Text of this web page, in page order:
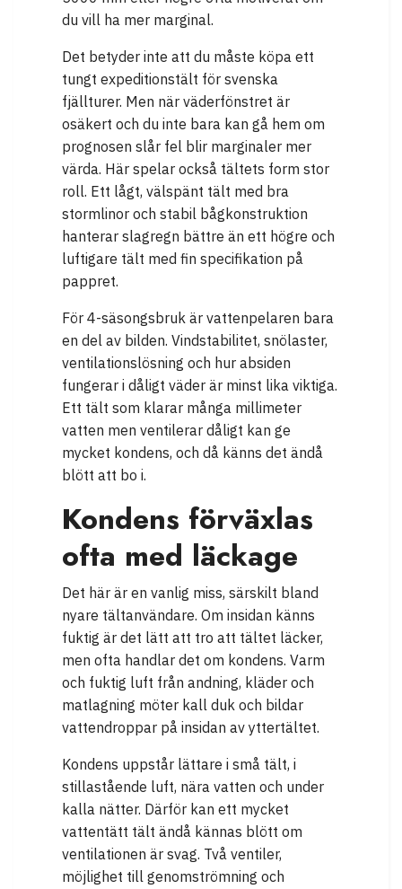
du vill ha mer marginal.
Det betyder inte att du måste köpa ett
tungt expeditionstält för svenska
fjällturer. Men när väderfönstret är
osäkert och du inte bara kan gå hem om
prognosen slår fel blir marginaler mer
värda. Här spelar också tältets form stor
roll. Ett lågt, välspänt tält med bra
stormlinor och stabil bågkonstruktion
hanterar slagregn bättre än ett högre och
luftigare tält med fin specifikation på
pappret.
För 4-säsongsbruk är vattenpelaren bara
en del av bilden. Vindstabilitet, snölaster,
ventilationslösning och hur absiden
fungerar i dåligt väder är minst lika viktiga.
Ett tält som klarar många millimeter
vatten men ventilerar dåligt kan ge
mycket kondens, och då känns det ändå
blött att bo i.
Kondens förväxlas
ofta med läckage
Det här är en vanlig miss, särskilt bland
nyare tältanvändare. Om insidan känns
fuktig är det lätt att tro att tältet läcker,
men ofta handlar det om kondens. Varm
och fuktig luft från andning, kläder och
matlagning möter kall duk och bildar
vattendroppar på insidan av yttertältet.
Kondens uppstår lättare i små tält, i
stillastående luft, nära vatten och under
kalla nätter. Därför kan ett mycket
vattentätt tält ändå kännas blött om
ventilationen är svag. Två ventiler,
möjlighet till genomströmning och